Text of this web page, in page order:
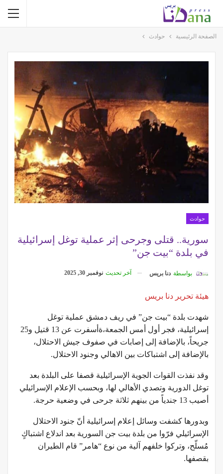
الصفحة الرئيسية حوادث
حوادث
سورية.. قتلى وجرحى إثر عملية توغل إسرائيلية
في بلدة “بيت جن”
بواسطة دنا بريس آخر تحديث نوفمبر 30, 2025
هيئة تحرير دنا بريس
شهدت بلدة “بيت جن” في ريف دمشق عملية توغل
إسرائيلية، فجر أول أمس الجمعة،ةأسفرت عن 13 قتيل و25
جريحاً، بالإضافة إلى إصابات في صفوف جيش الاحتلال،
بالإضافة إلى اشتباكات بين الاهالي وجنود الاحتلال.
وقد نفذت القوات الجوية الإسرائيلية قصفا على البلدة بعد
توغل الدورية وتصدي الأهالي لها، وبحسب الإعلام الإسرائيلي
أصيب 13 جندياً من بينهم ثلاثة جرحى في وضعية حرجة.
وبدورها كشفت وسائل إعلام إسرائيلية أنّ جنود الاحتلال
الإسرائيلي فرّوا من بلدة بيت جن السورية بعد اندلاع اشتباكٍ
مُسلّح، وتركوا خلفهم آلية من نوع “هامر” قام الطيران
بقصفها.